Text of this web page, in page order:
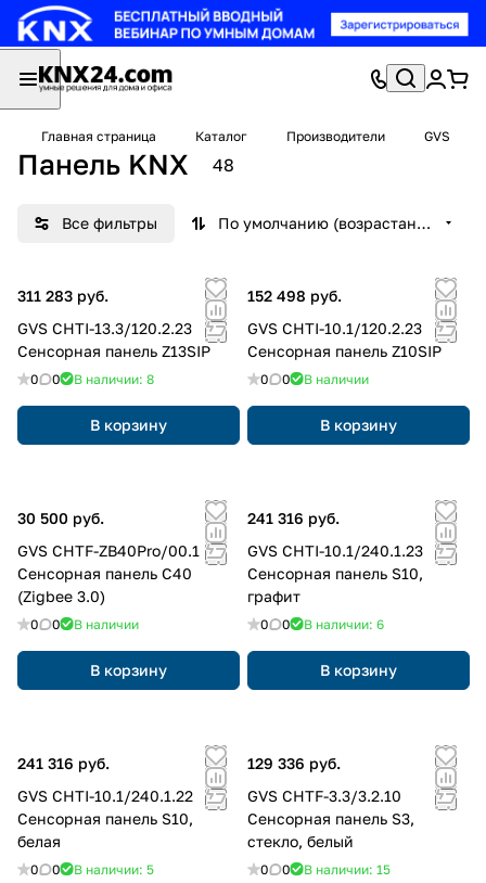
Главная страница Каталог Производители GVS
Панель KNX 48
Все фильтры По умолчанию (возрастание)
311 283 руб.
GVS CHTI-13.3/120.2.23
Сенсорная панель Z13SIP
0 0 В наличии: 8
В корзину
152 498 руб.
GVS CHTI-10.1/120.2.23
Сенсорная панель Z10SIP
0 0 В наличии
В корзину
30 500 руб.
GVS CHTF-ZB40Pro/00.1
Сенсорная панель C40
(Zigbee 3.0)
0 0 В наличии
В корзину
241 316 руб.
GVS CHTI-10.1/240.1.23
Сенсорная панель S10,
графит
0 0 В наличии: 6
В корзину
241 316 руб.
GVS CHTI-10.1/240.1.22
Сенсорная панель S10,
белая
0 0 В наличии: 5
129 336 руб.
GVS CHTF-3.3/3.2.10
Сенсорная панель S3,
стекло, белый
0 0 В наличии: 15